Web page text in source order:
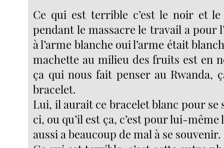
Ce qui est terrible c’est le noir et le
pendant le massacre le travail a pour
à l’arme blanche oui l’arme était
machette au milieu des fruits est en
ça qui nous fait penser au Rwanda,
bracelet.
Lui, il aurait ce bracelet blanc pour se
ci, ou qu’il est ça, c’est pour lui-
aussi a beaucoup de mal à se souvenir.